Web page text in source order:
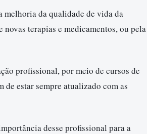
melhoria da qualidade de vida da
terapias e medicamentos, ou pela
profissional, por meio de cursos de
estar sempre atualizado com as
desse profissional para a